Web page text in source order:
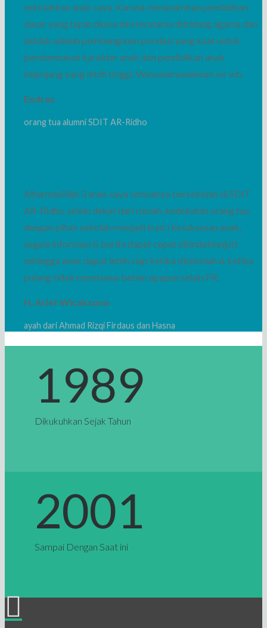
sekolahkan anak saya. Karena menanamkan pendidikan
dasar yang tepat diusia dini terutama dibidang agama dan
akhlak adalah pembangunan pondasi yang kuat untuk
pembentukan karakter anak dan pendidikan anak
kejenjang yang lebih tinggi. Wassalamualaikum wr wb.
Endras
orang tua alumni SDIT AR-Ridho
Alhamdulillah 3 anak saya semuanya bersekolah di SDIT
AR-Ridho, selain dekat dari rumah, kedekatan orang tua
dengan pihak sekolah menjadi kunci kesuksesan anak,
segala informasi & berita dapat cepat ditindaklanjuti
sehingga anak dapat lebih siap ketika disekolah & ketika
pulang tidak membawa beban apapun selain PR.
H. Arief Wicaksono
ayah dari Ahmad Rizqi Firdaus dan Hasna
1989
Dikukuhkan Sejak Tahun
2001
Sampai Dengan Saat ini